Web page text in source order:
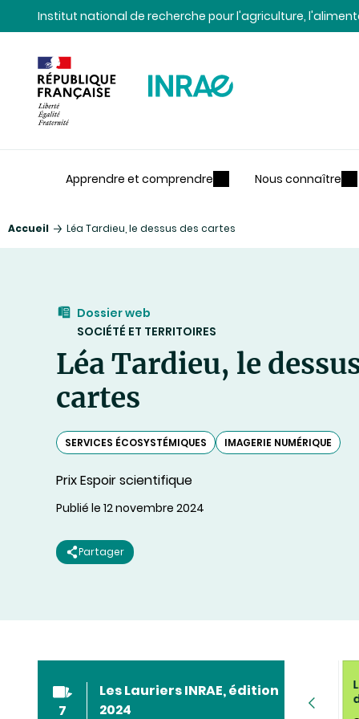
Contenu
Recherche
NavigationInstitut national de recherche pour l'agriculture,
Apprendre et comprendre Nous connaître
Accueil Léa Tardieu, le dessus des cartes
Dossier web
SOCIÉTÉ ET TERRITOIRES
Léa Tardieu, le
cartes
SERVICES ÉCOSYSTÉMIQUES IMAGERIE NUMÉRIQUE
Prix Espoir scientifique
Publié le 12 novembre 2024
Partager
7
Les Lauriers INRAE, édition
2024
Xavier Le Roux,
pionnier d’une
écologie microbienne
Sandra Fuentes,
messagère des